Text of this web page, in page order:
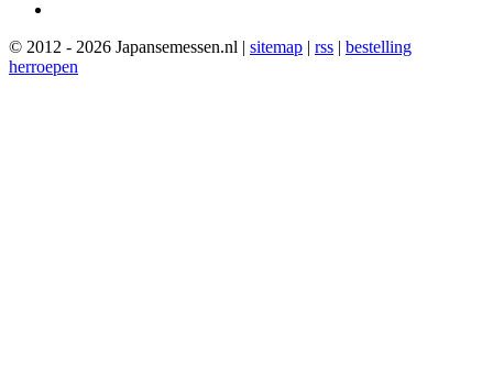
© 2012 - 2026 Japansemessen.nl | sitemap | rss | bestelling
herroepen